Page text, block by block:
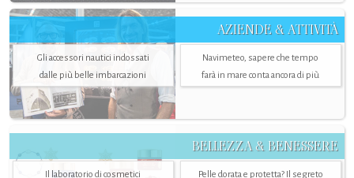
AZIENDE & ATTIVITÀ
Gli accessori nautici indossati
dalle più belle imbarcazioni
Navimeteo, sapere che tempo
farà in mare conta ancora di più
BELLEZZA & BENESSERE
Il laboratorio di cosmetici Pelle dorata e protetta? Il segreto